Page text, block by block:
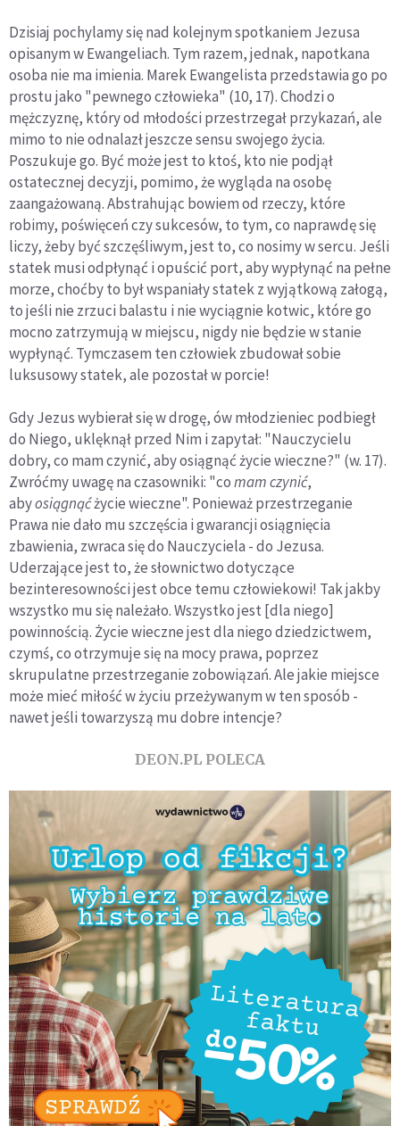
Dzisiaj pochylamy się nad kolejnym spotkaniem Jezusa
opisanym w Ewangeliach. Tym razem, jednak, napotkana
osoba nie ma imienia. Marek Ewangelista przedstawia go po
prostu jako "pewnego człowieka" (10, 17). Chodzi o
mężczyznę, który od młodości przestrzegał przykazań, ale
mimo to nie odnalazł jeszcze sensu swojego życia.
Poszukuje go. Być może jest to ktoś, kto nie podjął
ostatecznej decyzji, pomimo, że wygląda na osobę
zaangażowaną. Abstrahując bowiem od rzeczy, które
robimy, poświęceń czy sukcesów, to tym, co naprawdę się
liczy, żeby być szczęśliwym, jest to, co nosimy w sercu. Jeśli
statek musi odpłynąć i opuścić port, aby wypłynąć na pełne
morze, choćby to był wspaniały statek z wyjątkową załogą,
to jeśli nie zrzuci balastu i nie wyciągnie kotwic, które go
mocno zatrzymują w miejscu, nigdy nie będzie w stanie
wypłynąć. Tymczasem ten człowiek zbudował sobie
luksusowy statek, ale pozostał w porcie!
Gdy Jezus wybierał się w drogę, ów młodzieniec podbiegł
do Niego, uklęknął przed Nim i zapytał: "Nauczycielu
dobry, co mam czynić, aby osiągnąć życie wieczne?" (w. 17).
Zwróćmy uwagę na czasowniki: "comam czynić,
abyosiągnąćżycie wieczne". Ponieważ przestrzeganie
Prawa nie dało mu szczęścia i gwarancji osiągnięcia
zbawienia, zwraca się do Nauczyciela - do Jezusa.
Uderzające jest to, że słownictwo dotyczące
bezinteresowności jest obce temu człowiekowi! Tak jakby
wszystko mu się należało. Wszystko jest [dla niego]
powinnością. Życie wieczne jest dla niego dziedzictwem,
czymś, co otrzymuje się na mocy prawa, poprzez
skrupulatne przestrzeganie zobowiązań. Ale jakie miejsce
może mieć miłość w życiu przeżywanym w ten sposób -
nawet jeśli towarzyszą mu dobre intencje?
DEON.PL POLECA